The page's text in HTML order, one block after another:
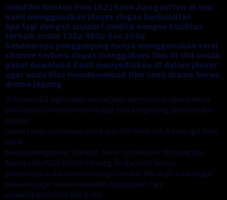
IndoFilm Nonton Film Lk21Semi JuraganFilm di sini
kami menggunakan player ringan berkualitas
Apa lagi dengan support mobile dengan kualitas
terbaik mulai 720p 480p dan 360p
Sebenarnya penggunjung hanya menggunakan versi
chorme terbaru dapat menggakses film di sini untuk
panel download Kami menyediakan di dalam player
agar anda bisa mendownload film semi drama korea
drama jepang
Dramaserial21 ingin selalu memanjakan penonton dengan kualitas
kami tentunya hanya meminta agar para pengunjung memberitahu
kepada
teman teman nya berupa share atau feedback untuk kami agar kami
dapat
bekerja/mengupload film lebih cepat dari website film yang lain.
Semoga BosKu21 ini bisa bersaing dengan web lainnya.
Selanjutnya apabila penonton ingin request film di sini kami sangat
menerima agar koleksi kami lebih memanjakan Para
penikmat/penonton film di sini.